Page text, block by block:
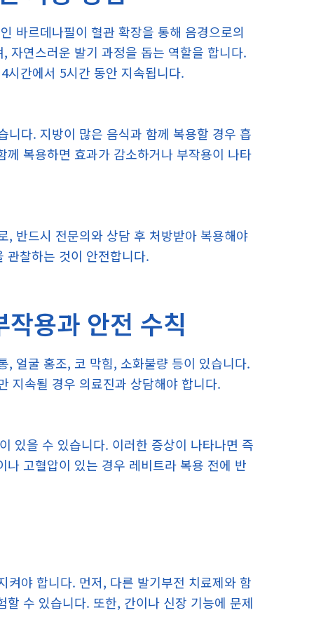
바르데나필이 혈관 확장을 통해 음경으로의
자연스러운 발기 과정을 돕는 역할을 합니다.
시간에서 5시간 동안 지속됩니다.
니다. 지방이 많은 음식과 함께 복용할 경우 흡
복용하면 효과가 감소하거나 부작용이 나타
, 반드시 전문의와 상담 후 처방받아 복용해야
관찰하는 것이 안전합니다.
용과 안전 수칙
, 얼굴 홍조, 코 막힘, 소화불량 등이 있습니다.
지속될 경우 의료진과 상담해야 합니다.
있을 수 있습니다. 이러한 증상이 나타나면 즉
고혈압이 있는 경우 레비트라 복용 전에 반
켜야 합니다. 먼저, 다른 발기부전 치료제와 함
수 있습니다. 또한, 간이나 신장 기능에 문제